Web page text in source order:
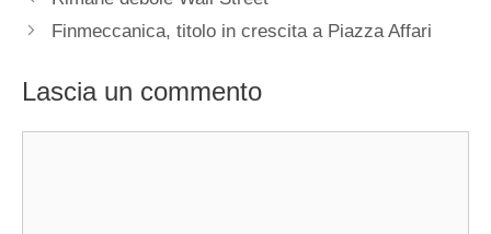
Finmeccanica, titolo in crescita a Piazza Affari
Lascia un commento